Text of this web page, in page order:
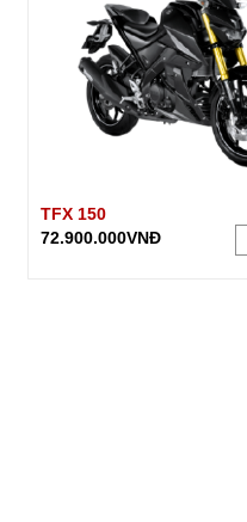
TFX 150
72.900.000VNĐ